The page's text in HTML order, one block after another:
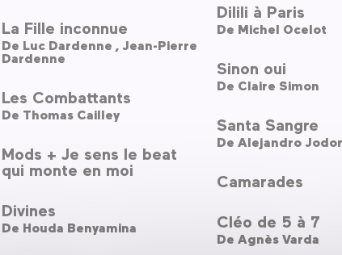
La Fille inconnue
De Luc Dardenne , Jean-Pierre
Dardenne
Les Combattants
De Thomas Cailley
Mods + Je sens le beat
qui monte en moi
Divines
De Houda Benyamina
Dilili à Paris
De Michel Ocelot
Sinon oui
De Claire Simon
Santa Sangre
De Alejandro
Camarades
Cléo de 5 à 7
De Agnès Varda